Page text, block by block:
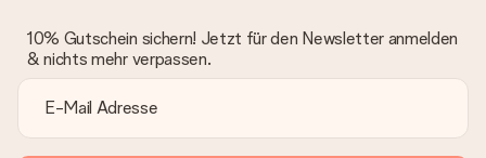
10% Gutschein sichern! Jetzt für den Newsletter anmelden
& nichts mehr verpassen.